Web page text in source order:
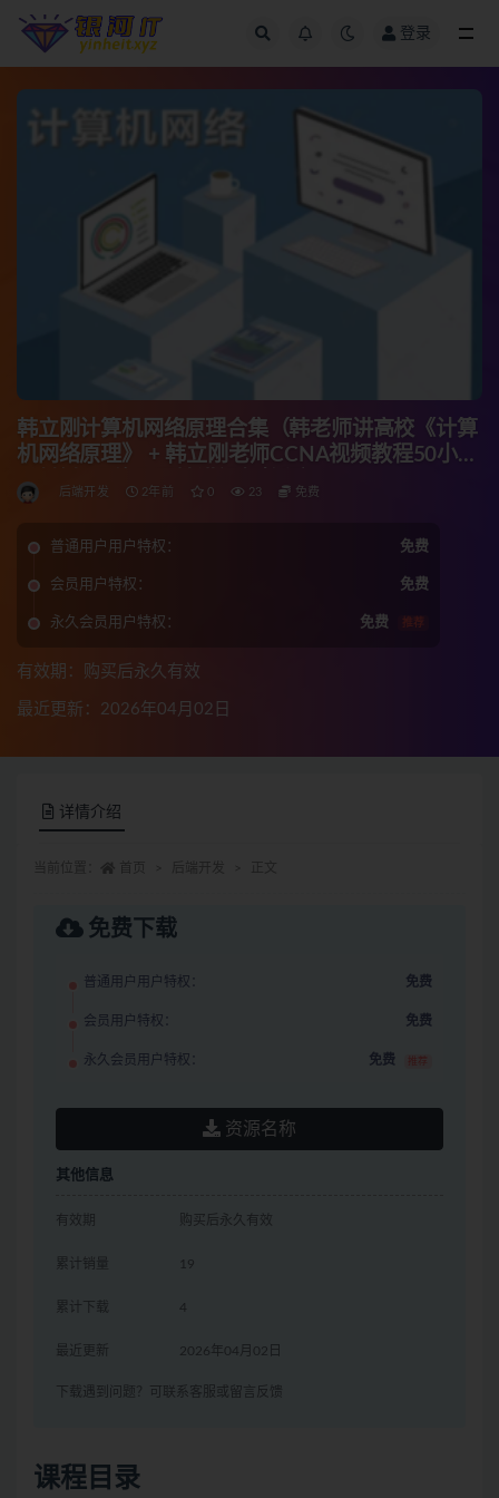
登录
韩立刚计算机网络原理合集（韩老师讲高校《计算
机网络原理》 + 韩立刚老师CCNA视频教程50小时
+计算机网络原理精讲视频教程）
后端开发 2年前 0 23 免费
普通用户用户特权： 免费
会员用户特权： 免费
永久会员用户特权： 免费 推荐
有效期：购买后永久有效
最近更新：2026年04月02日
详情介绍
免费下载
普通用户用户特权： 免费
会员用户特权： 免费
永久会员用户特权： 免费 推荐
资源名称
其他信息
有效期 购买后永久有效
累计销量 19
累计下载 4
最近更新 2026年04月02日
下载遇到问题？可联系客服或留言反馈
课程目录